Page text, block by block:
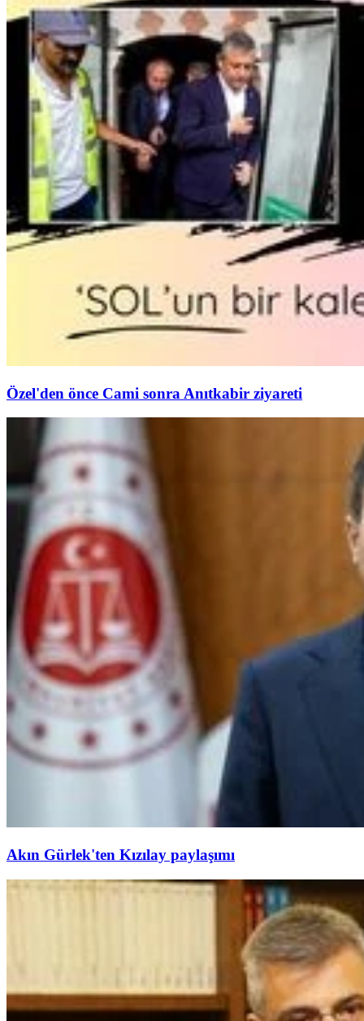
Özel'den önce Cami sonra Anıtkabir ziyareti
Akın Gürlek'ten Kızılay paylaşımı